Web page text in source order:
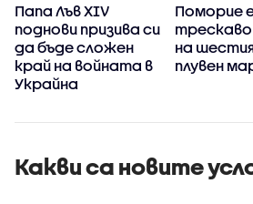
Папа Лъв XIV
поднови призива си
да бъде сложен
край на войната в
Украйна
Поморие
на
плувен
Какви са новите